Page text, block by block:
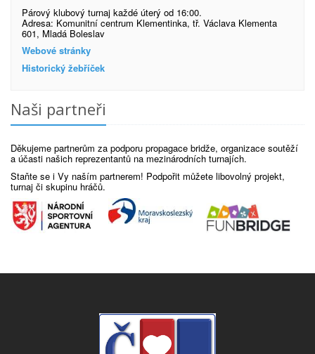
Párový klubový turnaj každé úterý od 16:00.
Adresa: Komunitní centrum Klementinka, tř. Václava Klementa
601, Mladá Boleslav
Webové stránky
Historický žebříček
Naši partneři
Děkujeme partnerům za podporu propagace bridže, organizace soutěží
a účasti našich reprezentantů na mezinárodních turnajích.
Staňte se i Vy naším partnerem! Podpořit můžete libovolný projekt,
turnaj či skupinu hráčů.